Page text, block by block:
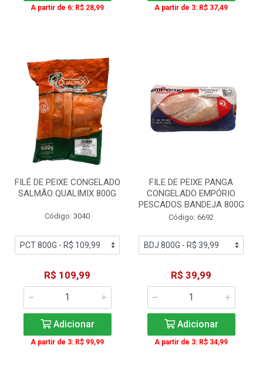
A partir de 6: R$ 28,99 A partir de 3: R$ 37,49
FILÉ DE PEIXE CONGELADO
SALMÃO QUALIMIX 800G
Código: 3040
R$ 109,99
Adicionar
A partir de 3: R$ 99,99
FILE DE PEIXE PANGA
CONGELADO EMPÓRIO
PESCADOS BANDEJA 800G
Código: 6692
R$ 39,99
Adicionar
A partir de 3: R$ 34,99